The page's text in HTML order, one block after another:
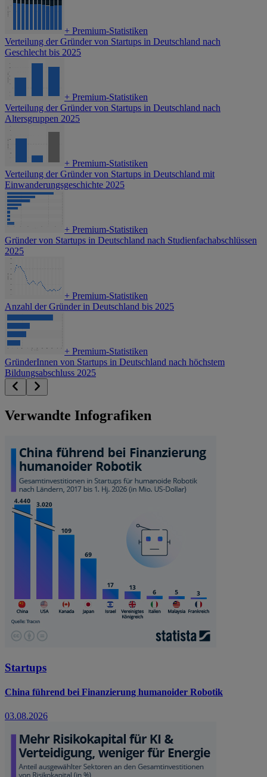
+ Premium-Statistiken
Verteilung der Gründer von Startups in Deutschland nach
Geschlecht bis 2025
+ Premium-Statistiken
Verteilung der Gründer von Startups in Deutschland nach
Altersgruppen 2025
+ Premium-Statistiken
Verteilung der Gründer von Startups in Deutschland mit
Einwanderungsgeschichte 2025
+ Premium-Statistiken
Gründer von Startups in Deutschland nach Studienfachabschlüssen
2025
+ Premium-Statistiken
Anzahl der Gründer in Deutschland bis 2025
+ Premium-Statistiken
GründerInnen von Startups in Deutschland nach höchstem
Bildungsabschluss 2025
Verwandte Infografiken
Startups
China führend bei Finanzierung humanoider Robotik
03.08.2026